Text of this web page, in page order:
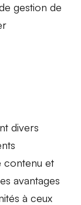
gestion de
divers
contenu et
avantages
à ceux